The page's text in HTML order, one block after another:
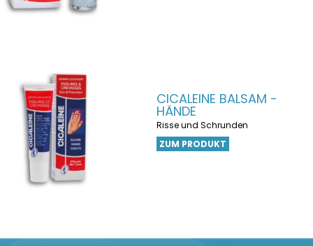
CICALEINE BALSAM -
HÄNDE
Risse und Schrunden
ZUM PRODUKT